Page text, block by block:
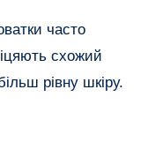
часто
схожий
рівну шкіру.